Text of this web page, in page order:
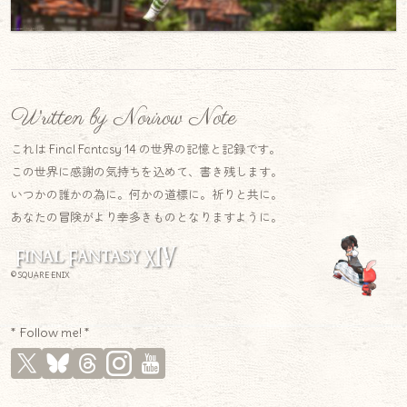
Written by Norirow Note
これは Final Fantasy 14 の世界の記憶と記録です。
この世界に感謝の気持ちを込めて、書き残します。
いつかの誰かの為に。何かの道標に。祈りと共に。
あなたの冒険がより幸多きものとなりますように。
© SQUARE ENIX
* Follow me! *